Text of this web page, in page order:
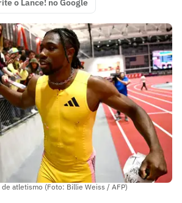
o Lance! no Google
de atletismo (Foto: Billie Weiss / AFP)